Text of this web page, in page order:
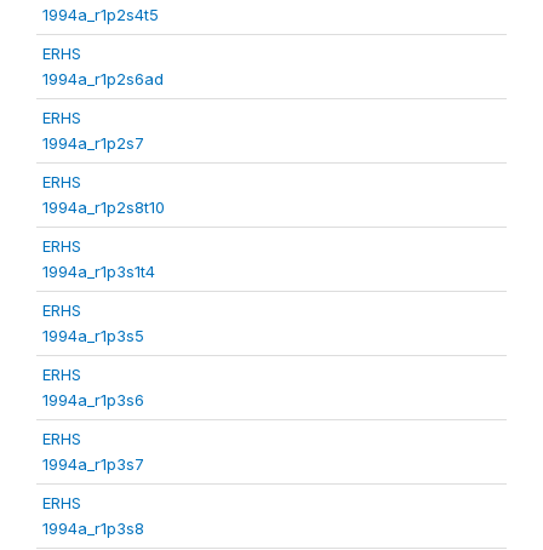
1994a_r1p2s4t5
ERHS
1994a_r1p2s6ad
ERHS
1994a_r1p2s7
ERHS
1994a_r1p2s8t10
ERHS
1994a_r1p3s1t4
ERHS
1994a_r1p3s5
ERHS
1994a_r1p3s6
ERHS
1994a_r1p3s7
ERHS
1994a_r1p3s8